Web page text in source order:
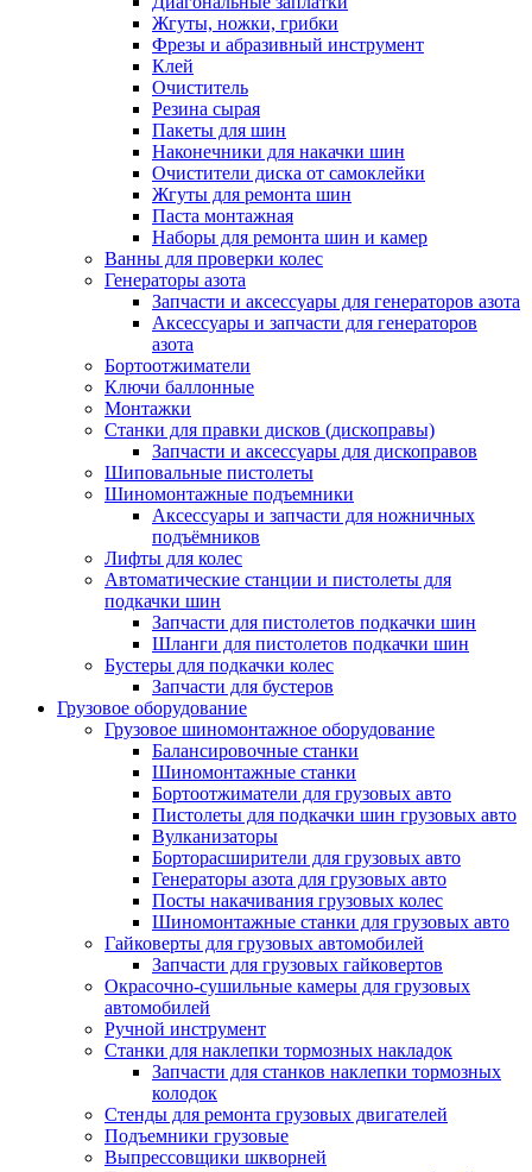
Жгуты, ножки, грибки
Фрезы и абразивный инструмент
Клей
Очиститель
Резина сырая
Пакеты для шин
Наконечники для накачки шин
Очистители диска от самоклейки
Жгуты для ремонта шин
Паста монтажная
Наборы для ремонта шин и камер
Ванны для проверки колес
Генераторы азота
Запчасти и аксессуары для генераторов азота
Аксессуары и запчасти для генераторов
азота
Бортоотжиматели
Ключи баллонные
Монтажки
Станки для правки дисков (дископравы)
Запчасти и аксессуары для дископравов
Шиповальные пистолеты
Шиномонтажные подъемники
Аксессуары и запчасти для ножничных
подъёмников
Лифты для колес
Автоматические станции и пистолеты для
подкачки шин
Запчасти для пистолетов подкачки шин
Шланги для пистолетов подкачки шин
Бустеры для подкачки колес
Запчасти для бустеров
Грузовое оборудование
Грузовое шиномонтажное оборудование
Балансировочные станки
Шиномонтажные станки
Бортоотжиматели для грузовых авто
Пистолеты для подкачки шин грузовых авто
Вулканизаторы
Борторасширители для грузовых авто
Генераторы азота для грузовых авто
Посты накачивания грузовых колес
Шиномонтажные станки для грузовых авто
Гайковерты для грузовых автомобилей
Запчасти для грузовых гайковертов
Окрасочно-сушильные камеры для грузовых
автомобилей
Ручной инструмент
Станки для наклепки тормозных накладок
Запчасти для станков наклепки тормозных
колодок
Стенды для ремонта грузовых двигателей
Подъемники грузовые
Выпрессовщики шкворней